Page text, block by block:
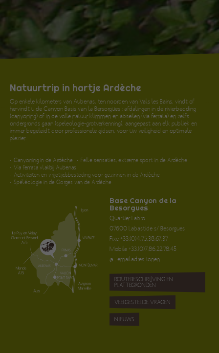
Natuurtrip in hartje Ardèche
Op enkele kilometers van Aubenas, ten noorden van Vals les Bains, vindt of
hervindt u de Canyon Basis van la Bersorgues : afdalingen in de rivierbedding
(canyoning) of in de volle natuur klimmen en abseilen (via ferrata) en zelfs
ondergronds gaan (speleologie-grotverkenning), aangepast aan elk publiek en
immer begeleidt door professionele gidsen, voor uw veiligheid en optimale
plezier.
Canyoning in de Ardèche
Felle sensaties, extreme sport in de Ardèche
Via ferrata vlakbij Aubenas
Activiteiten en vrijetijdsbesteding voor gezinnen in de Ardèche
Spéléologie in de Gorges van de Ardèche
Base Canyon de la
Besorgues
Quartier Labro
07600 Labastide s/ Besorgues
Fixe +33.(0)4.75.38.67.37
Mobile +33.(0)7.86.22.78.45
@ : emailadres tonen
ROUTEBESCHRIJVING EN
PLATTEGRONDEN
VEELGESTELDE VRAGEN
NIEUWS